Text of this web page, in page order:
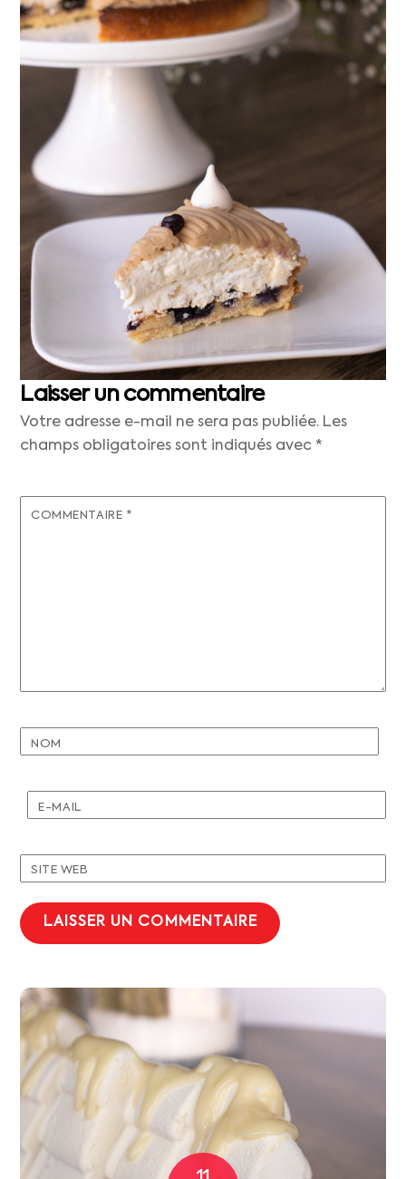
Laisser un commentaire
Votre adresse e-mail ne sera pas publiée. Les
champs obligatoires sont indiqués avec*
COMMENTAIRE *
NOM
E-MAIL
SITE WEB